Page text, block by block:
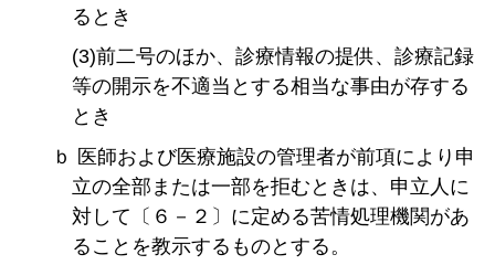
るとき
(3)前二号のほか、診療情報の提供、診療記録
等の開示を不適当とする相当な事由が存する
とき
ｂ 医師および医療施設の管理者が前項により申
立の全部または一部を拒むときは、申立人に
対して〔６－２〕に定める苦情処理機関があ
ることを教示するものとする。